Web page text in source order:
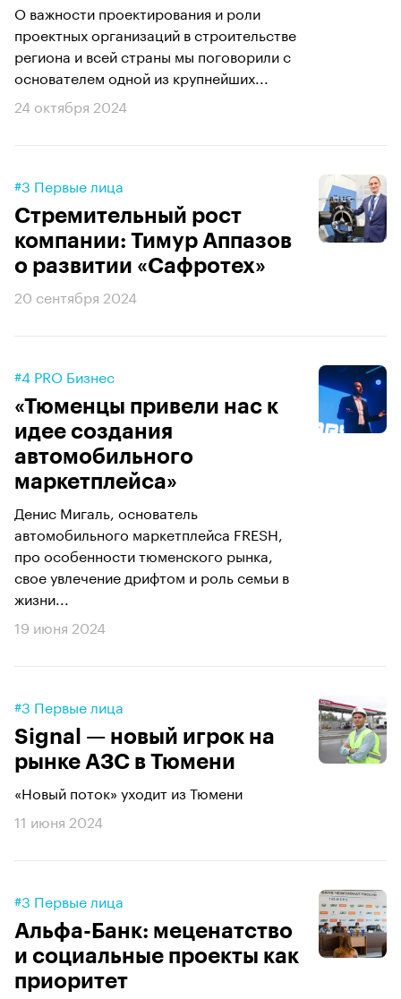
О важности проектирования и роли
проектных организаций в строительстве
региона и всей страны мы поговорили с
основателем одной из крупнейших...
24 октября 2024
#3 Первые лица
Стремительный рост
компании: Тимур Аппазов
о развитии «Сафротех»
20 сентября 2024
#4 PRO Бизнес
«Тюменцы привели нас к
идее создания
автомобильного
маркетплейса»
Денис Мигаль, основатель
автомобильного маркетплейса FRESH,
про особенности тюменского рынка,
свое увлечение дрифтом и роль семьи в
жизни...
19 июня 2024
#3 Первые лица
Signal — новый игрок на
рынке АЗС в Тюмени
«Новый поток» уходит из Тюмени
11 июня 2024
#3 Первые лица
Альфа-Банк: меценатство
и социальные проекты как
приоритет